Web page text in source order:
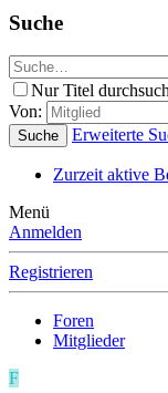
Suche
Nur Titel
Von:
Suche Erweiterte
Zurzeit aktive
Menü
Anmelden
Registrieren
Foren
Mitglieder
F